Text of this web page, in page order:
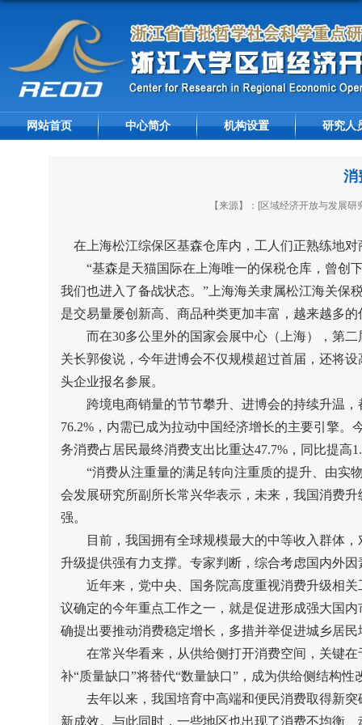
网站首页 中心简介 机构设置 研究人
消
【来源】：[区域经济开放与发展研
在上海松江综保区基森仓库内，工人们正熟练地
“基森是天猫国际在上海唯一的保税仓库，曾创
我们也进入了备战状态。 ” 上海海关隶属松江海关保
是交易量屡创新高、商品种类更加丰富，越来越多
而在30多公里外的国家会展中心（上海），第
关长郭俊说，今年进博会不仅规模超过首届，还将
头企业报名参展。
跨境电商销量的节节攀升、进博会的持续升温，
76.2% ，内需已成为拉动中国经济增长的主要引擎。
务消费占居民最终消费支出比重达47.7% ，同比提高
“消费从注重量的满足转向注重质的提升、由实
会发展研究所副所长常兴华表示，未来，我国消费
强。
目前，我国拥有全球规模最大的中等收入群体，
升级提供强有力支撑。专家判断，综合考虑国内外
近年来，党中央、国务院高度重视消费升级相关
议确定的今年重点工作之一，就是促进形成强大国
确提出要推动消费稳定增长，多措并举促进城乡居
在常兴华看来，从供给侧打开消费空间，关键在
补“质量缺口”将替代“数量缺口” ，成为供给侧结构
去年以来，我国培育中高端和便民消费取得新突
新成效。与此同时，一些地区也出现了消费不均衡